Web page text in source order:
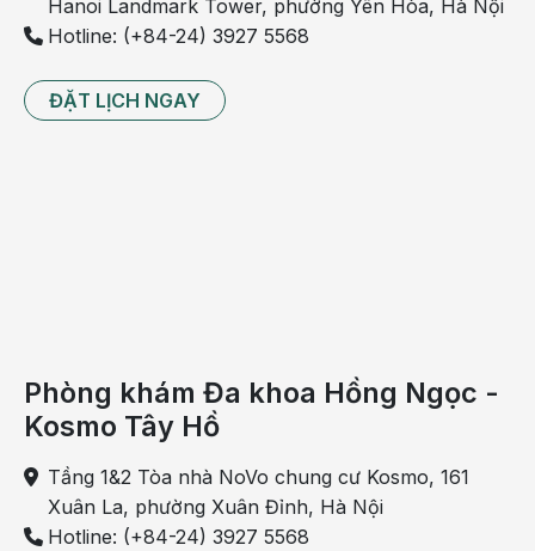
Hanoi Landmark Tower, phường Yên Hòa, Hà Nội
Hotline: (+84-24) 3927 5568
ĐẶT LỊCH NGAY
Phòng khám Đa khoa Hồng Ngọc -
Kosmo Tây Hồ
Tầng 1&2 Tòa nhà NoVo chung cư Kosmo, 161
Xuân La, phường Xuân Đỉnh, Hà Nội
Hotline: (+84-24) 3927 5568